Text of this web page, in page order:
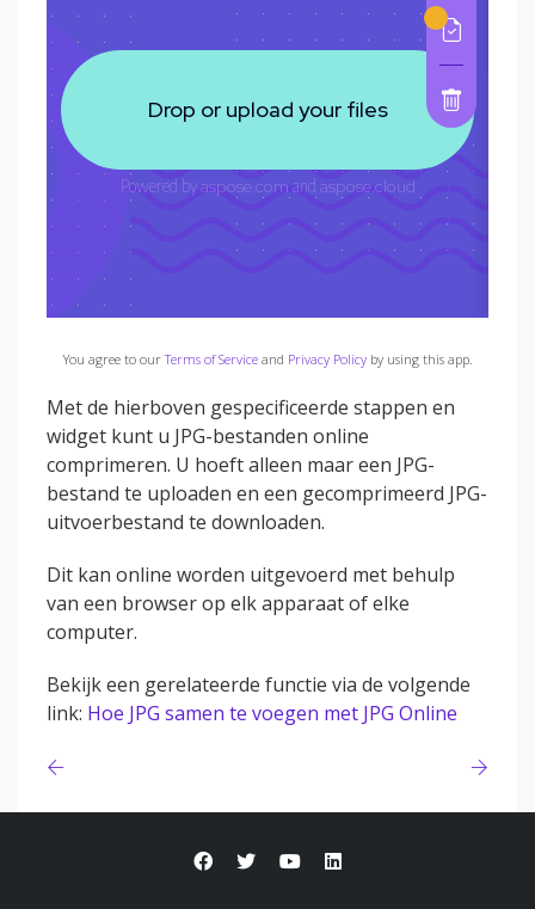
You agree to ourTerms of Serviceand Privacy Policyby using this app.
Met de hierboven gespecificeerde stappen en
widget kunt u JPG-bestanden online
comprimeren. U hoeft alleen maar een JPG-
bestand te uploaden en een gecomprimeerd JPG-
uitvoerbestand te downloaden.
Dit kan online worden uitgevoerd met behulp
van een browser op elk apparaat of elke
computer.
Bekijk een gerelateerde functie via de volgende
link: Hoe JPG samen te voegen met JPG Online